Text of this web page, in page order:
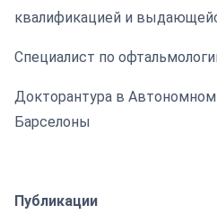
квалификацией и
Специалист по
Докторантура в Автономном
Барселоны
Публикации